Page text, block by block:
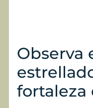
Observa